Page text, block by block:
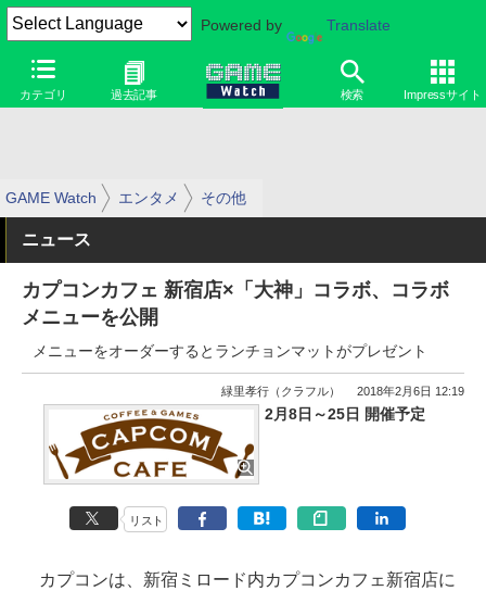
Powered by Translate
カテゴリ 過去記事 検索 Impressサイト
GAME Watch エンタメ その他
ニュース
カプコンカフェ 新宿店×「大神」コラボ、コラボ
メニューを公開
メニューをオーダーするとランチョンマットがプレゼント
緑里孝行（クラフル） 2018年2月6日 12:19
2月8日～25日 開催予定
リスト
カプコンは、新宿ミロード内カプコンカフェ新宿店に